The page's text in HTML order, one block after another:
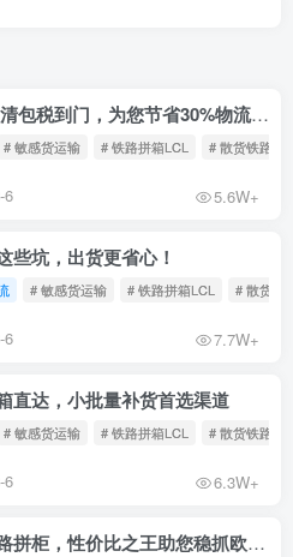
中欧班列拼柜/整柜皆可，双清包税到门，为您节省30%物流成本！
# 敏感货运输 # 铁路拼箱LCL # 散货铁路
6 5.6W+
些坑，出货更省心！
# 敏感货运输 # 铁路拼箱LCL # 散货铁
6 7.7W+
直达，小批量补货首选渠道
# 敏感货运输 # 铁路拼箱LCL # 散货铁路
6 6.3W+
海运太慢空运太贵？试试铁路拼柜，性价比之王助您稳抓欧洲市场